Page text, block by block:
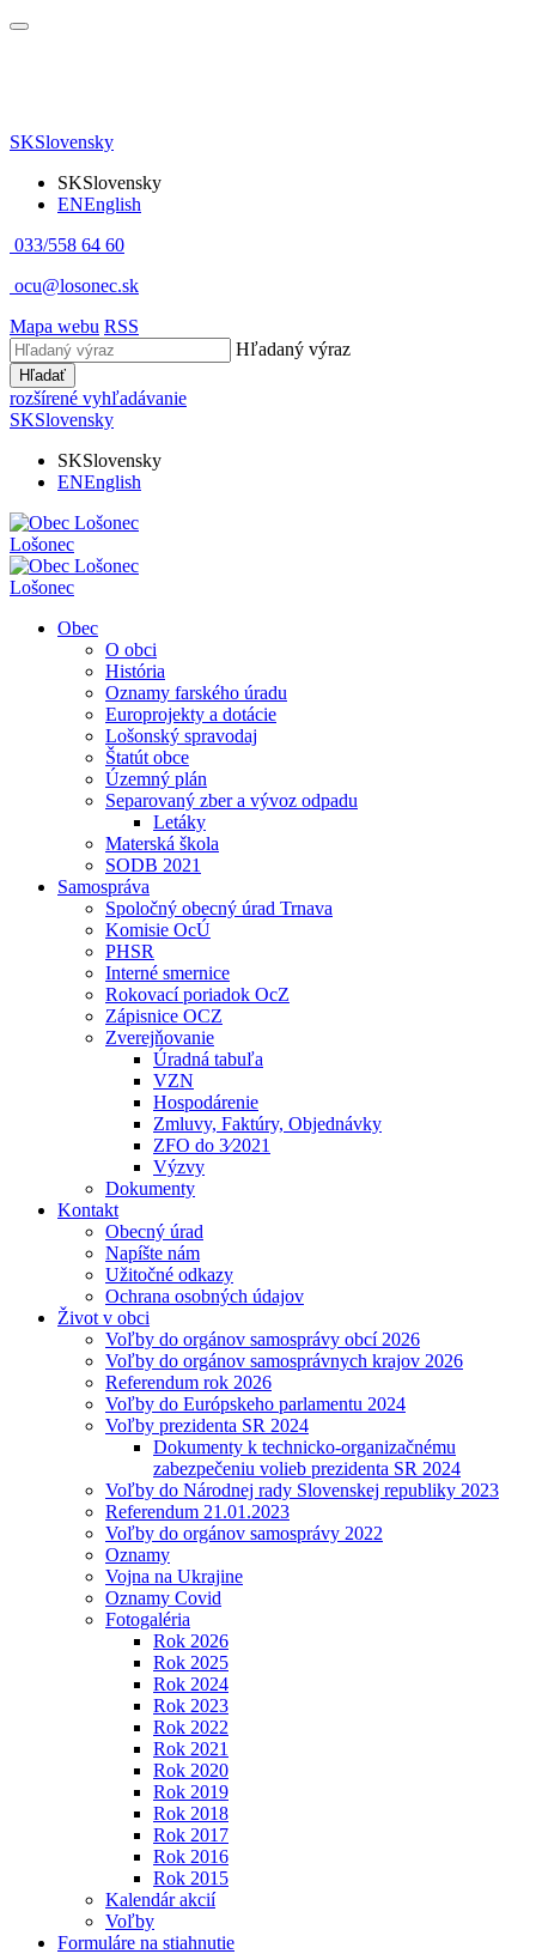
SKSlovensky
SKSlovensky
ENEnglish
033/558 64 60
ocu@losonec.sk
Mapa webu RSS
Hľadaný výraz
Hľadať
rozšírené vyhľadávanie
SKSlovensky
SKSlovensky
ENEnglish
Lošonec
Lošonec
Obec
O obci
História
Oznamy farského úradu
Europrojekty a dotácie
Lošonský spravodaj
Štatút obce
Územný plán
Separovaný zber a vývoz odpadu
Letáky
Materská škola
SODB 2021
Samospráva
Spoločný obecný úrad Trnava
Komisie OcÚ
PHSR
Interné smernice
Rokovací poriadok OcZ
Zápisnice OCZ
Zverejňovanie
Úradná tabuľa
VZN
Hospodárenie
Zmluvy, Faktúry, Objednávky
ZFO do 3⁄2021
Výzvy
Dokumenty
Kontakt
Obecný úrad
Napíšte nám
Užitočné odkazy
Ochrana osobných údajov
Život v obci
Voľby do orgánov samosprávy obcí 2026
Voľby do orgánov samosprávnych krajov 2026
Referendum rok 2026
Voľby do Európskeho parlamentu 2024
Voľby prezidenta SR 2024
Dokumenty k technicko-organizačnému
zabezpečeniu volieb prezidenta SR 2024
Voľby do Národnej rady Slovenskej republiky 2023
Referendum 21.01.2023
Voľby do orgánov samosprávy 2022
Oznamy
Vojna na Ukrajine
Oznamy Covid
Fotogaléria
Rok 2026
Rok 2025
Rok 2024
Rok 2023
Rok 2022
Rok 2021
Rok 2020
Rok 2019
Rok 2018
Rok 2017
Rok 2016
Rok 2015
Kalendár akcií
Voľby
Formuláre na stiahnutie